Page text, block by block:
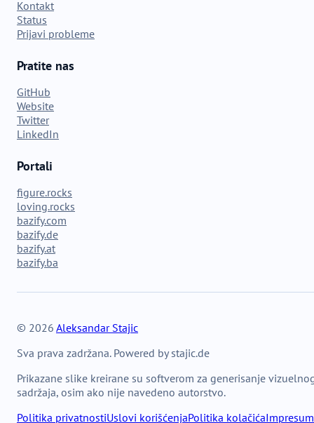
Kontakt
Status
Prijavi probleme
Pratite nas
GitHub
Website
Twitter
LinkedIn
Portali
figure.rocks
loving.rocks
bazify.com
bazify.de
bazify.at
bazify.ba
© 2026 Aleksandar Stajic
Sva prava zadržana. Powered by stajic.de
Prikazane slike kreirane su softverom za generisanje
sadržaja, osim ako nije navedeno autorstvo.
Politika privatnostiUslovi korišćenjaPolitika kolačićaImpresum